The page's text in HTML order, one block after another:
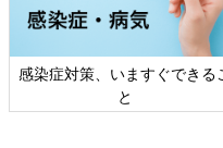
・
日本外来小児科学会リー
ト検討会